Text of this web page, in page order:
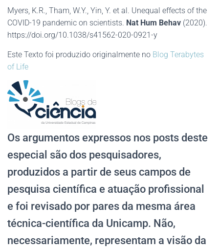
Myers, K.R., Tham, W.Y., Yin, Y. et al. Unequal effects of the
COVID-19 pandemic on scientists. Nat Hum Behav (2020).
https://doi.org/10.1038/s41562-020-0921-y
Este Texto foi produzido originalmente no Blog Terabytes
of Life
Os argumentos expressos nos posts deste
especial são dos pesquisadores,
produzidos a partir de seus campos de
pesquisa científica e atuação profissional
e foi revisado por pares da mesma área
técnica-científica da Unicamp. Não,
necessariamente, representam a visão da